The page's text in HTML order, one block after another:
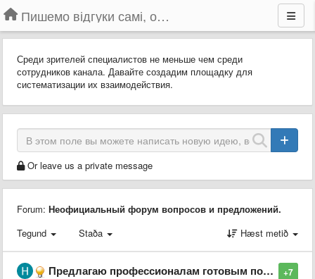
Пишемо відгуки самі, обговорюємо інші ідеї та пропозиції до Громадського Телебачення
Среди зрителей специалистов не меньше чем среди
сотрудников канала. Давайте создадим площадку для
систематизации их взаимодействия.
Or leave us a private message
Forum: Неофициальный форум вопросов и предложений.
Tegund
Staða Hæst metið
+7
Предлагаю профессионалам готовым поучаствовать в развитии громадського тв оставить в этой теме свой ник/название профессии